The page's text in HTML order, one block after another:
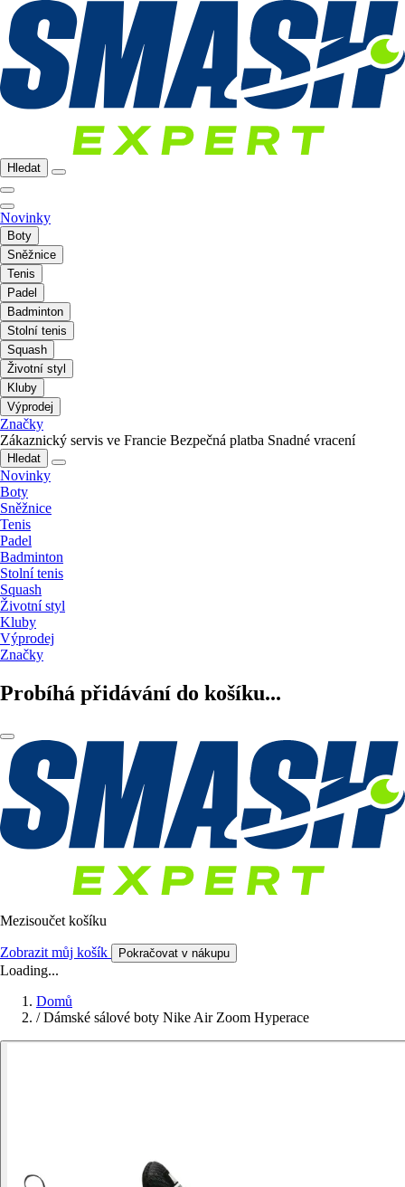
Hledat
Novinky
Boty
Sněžnice
Tenis
Padel
Badminton
Stolní tenis
Squash
Životní styl
Kluby
Výprodej
Značky
Zákaznický servis ve Francie Bezpečná platba Snadné vracení
Hledat
Novinky
Boty
Sněžnice
Tenis
Padel
Badminton
Stolní tenis
Squash
Životní styl
Kluby
Výprodej
Značky
Probíhá přidávání do košíku...
Mezisoučet košíku
Zobrazit můj košík Pokračovat v nákupu
Loading...
Domů
/ Dámské sálové boty Nike Air Zoom Hyperace